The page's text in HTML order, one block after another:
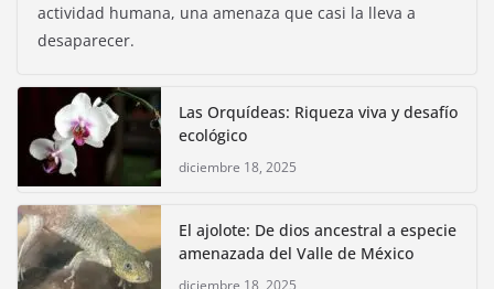
actividad humana, una amenaza que casi la lleva a
desaparecer.
Las Orquídeas: Riqueza viva y desafío
ecológico
diciembre 18, 2025
El ajolote: De dios ancestral a especie
amenazada del Valle de México
diciembre 18, 2025